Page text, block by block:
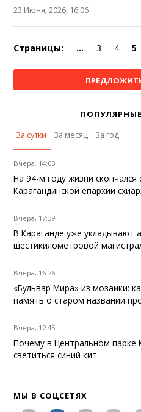
23 Июня, 2026, 16:06
Страницы: ... 3 4 5
За сутки
За месяц За год
Вчера, 14:03
На 94-м году жизни скончался
Карагандинской епархии
Вчера, 17:39
В Караганде уже укладывают
шестикилометровой
Вчера, 16:26
«Бульвар Мира» из мозаики:
память о старом названии
Вчера, 12:45
Почему в Центральном парке
светиться синий кит
МЫ В СОЦСЕТЯХ